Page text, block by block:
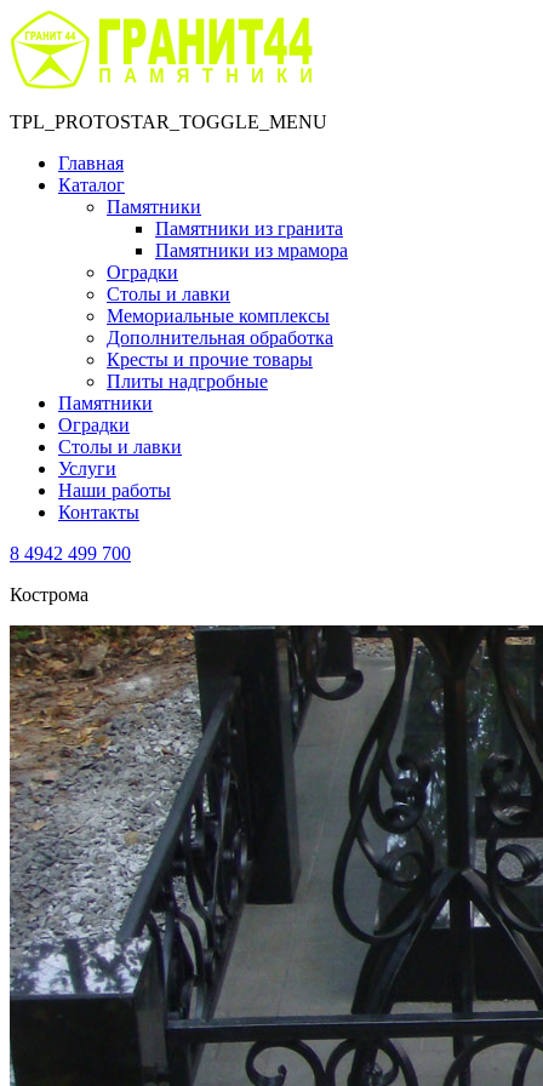
TPL_PROTOSTAR_TOGGLE_MENU
Главная
Каталог
Памятники
Памятники из гранита
Памятники из мрамора
Оградки
Столы и лавки
Мемориальные комплексы
Дополнительная обработка
Кресты и прочие товары
Плиты надгробные
Памятники
Оградки
Столы и лавки
Услуги
Наши работы
Контакты
8 4942 499 700
Кострома